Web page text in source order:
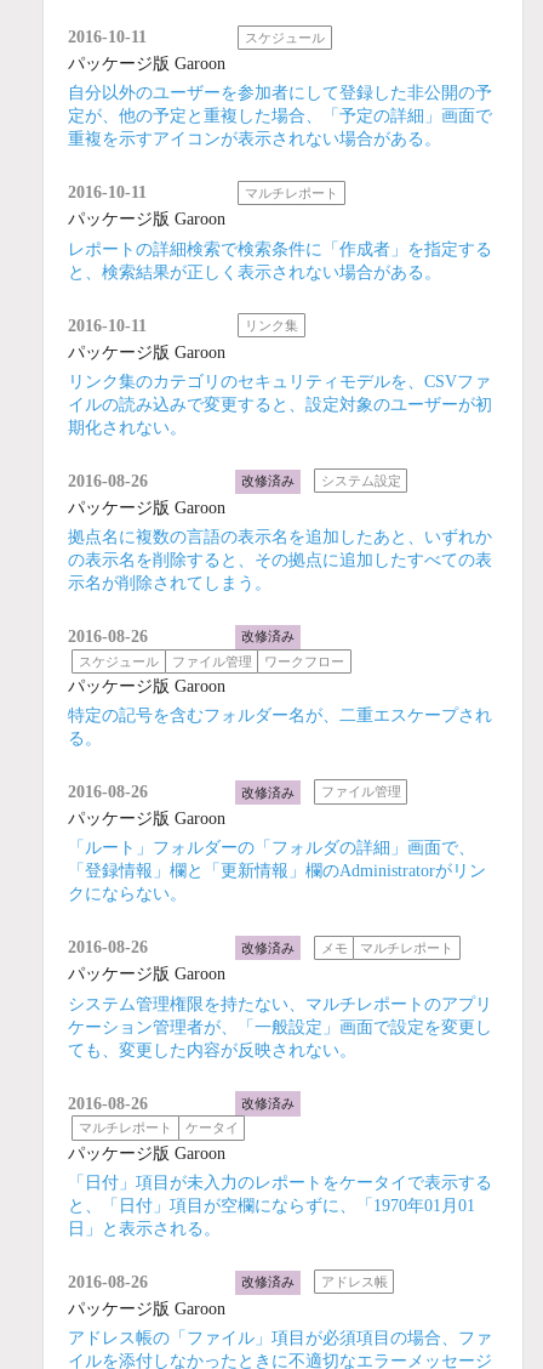
2016-10-11 スケジュール
パッケージ版 Garoon
自分以外のユーザーを参加者にして登録した非公開の予
定が、他の予定と重複した場合、「予定の詳細」画面で
重複を示すアイコンが表示されない場合がある。
2016-10-11 マルチレポート
パッケージ版 Garoon
レポートの詳細検索で検索条件に「作成者」を指定する
と、検索結果が正しく表示されない場合がある。
2016-10-11 リンク集
パッケージ版 Garoon
リンク集のカテゴリのセキュリティモデルを、CSVファ
イルの読み込みで変更すると、設定対象のユーザーが初
期化されない。
2016-08-26 改修済み システム設定
パッケージ版 Garoon
拠点名に複数の言語の表示名を追加したあと、いずれか
の表示名を削除すると、その拠点に追加したすべての表
示名が削除されてしまう。
2016-08-26
改修済み
スケジュール
ファイル管理 ワークフロー
パッケージ版 Garoon
特定の記号を含むフォルダー名が、二重エスケープされ
る。
2016-08-26 改修済み ファイル管理
パッケージ版 Garoon
「ルート」フォルダーの「フォルダの詳細」画面で、
「登録情報」欄と「更新情報」欄のAdministratorがリン
クにならない。
2016-08-26 改修済み メモ マルチレポート
パッケージ版 Garoon
システム管理権限を持たない、マルチレポートのアプリ
ケーション管理者が、「一般設定」画面で設定を変更し
ても、変更した内容が反映されない。
2016-08-26
改修済み
マルチレポート
ケータイ
パッケージ版 Garoon
「日付」項目が未入力のレポートをケータイで表示する
と、「日付」項目が空欄にならずに、「1970年01月01
日」と表示される。
2016-08-26 改修済み アドレス帳
パッケージ版 Garoon
アドレス帳の「ファイル」項目が必須項目の場合、ファ
イルを添付しなかったときに不適切なエラーメッセージ